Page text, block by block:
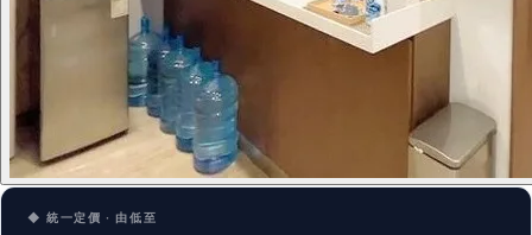
◆ 統一定價 · 由低至